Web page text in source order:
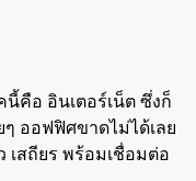
คือ อินเตอร์เน็ต ซึ่งก็
ออฟฟิศขาดไม่ได้เลย
เสถียร พร้อมเชื่อมต่อ